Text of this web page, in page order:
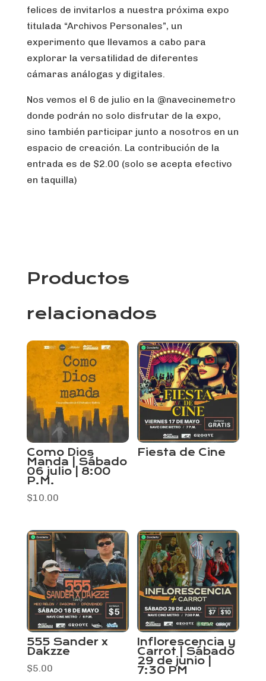
felices de invitarlos a nuestra próxima expo
titulada “Archivos Personales”, un
experimento que llevamos a cabo para
explorar la versatilidad de diferentes
cámaras análogas y digitales.
Nos vemos el 6 de julio en la @navecinemetro
donde podrán no solo disfrutar de la expo,
sino también participar junto a nosotros en un
espacio de creación. La contribución de la
entrada es de $2.00 (solo se acepta efectivo
en taquilla)
Productos
relacionados
Como Dios
Manda | Sábado
06 julio | 8:00
P.M.
$10.00
Fiesta de Cine
555 Sander x
Dakzze
$5.00
Inflorescencia y
Carrot | Sábado
29 de junio |
7:30 PM